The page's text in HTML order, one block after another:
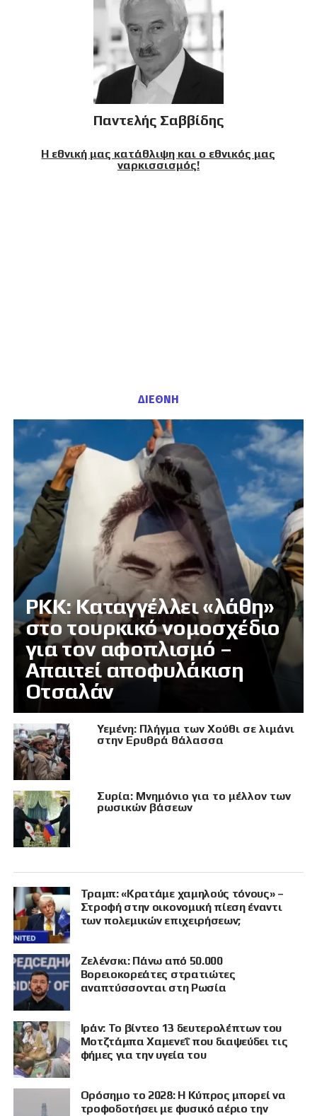
Παντελής Σαββίδης
Η εθνική μας κατάθλιψη και ο εθνικός μας
ναρκισσισμός!
ΔΙΕΘΝΗ
PKK: Καταγγέλλει «λάθη»
στο τουρκικό νομοσχέδιο
για τον αφοπλισμό –
Απαιτεί αποφυλάκιση
Οτσαλάν
Υεμένη: Πλήγμα των Χούθι σε λιμάνι
στην Ερυθρά θάλασσα
Συρία: Μνημόνιο για το μέλλον των
ρωσικών βάσεων
Τραμπ: «Κρατάμε χαμηλούς τόνους» –
Στροφή στην οικονομική πίεση έναντι
των πολεμικών επιχειρήσεων;
Ζελένσκι: Πάνω από 50.000
Βορειοκορεάτες στρατιώτες
αναπτύσσονται στη Ρωσία
Ιράν: Το βίντεο 13 δευτερολέπτων του
Μοτζτάμπα Χαμενεΐ που διαψεύδει τις
φήμες για την υγεία του
Ορόσημο το 2028: Η Κύπρος μπορεί να
τροφοδοτήσει με φυσικό αέριο την